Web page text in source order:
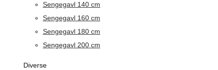
Sengegavl 140 cm
Sengegavl 160 cm
Sengegavl 180 cm
Sengegavl 200 cm
Diverse